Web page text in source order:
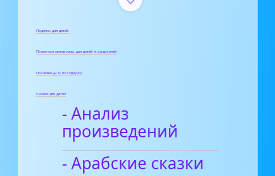
Поделки для детей
Полезные материалы для детей и родителей
Пословицы и поговорки
Сказки для детей
- Анализ
произведений
- Арабские сказки